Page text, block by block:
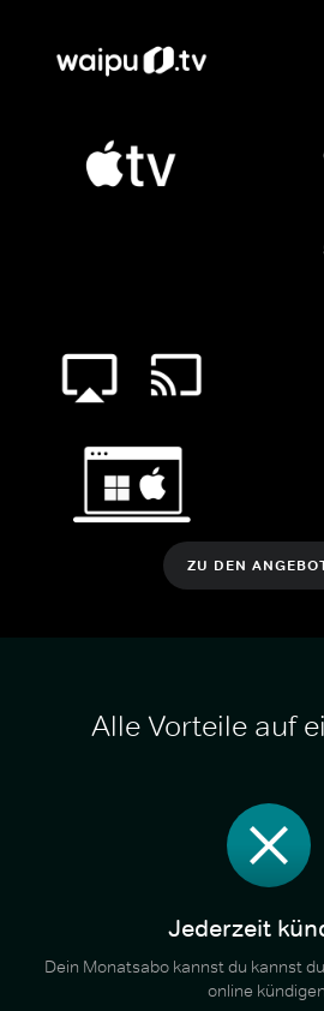
ZU DEN
Alle Vorteile auf
Jederzeit
Dein Monatsabo kannst du kannst
online